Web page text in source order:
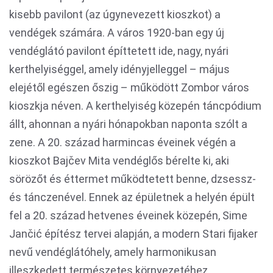
kisebb pavilont (az úgynevezett kioszkot) a
vendégek számára. A város 1920-ban egy új
vendéglátó pavilont építtetett ide, nagy, nyári
kerthelyiséggel, amely idényjelleggel – május
elejétől egészen őszig – működött Zombor város
kioszkja néven. A kerthelyiség közepén táncpódium
állt, ahonnan a nyári hónapokban naponta szólt a
zene. A 20. század harmincas éveinek végén a
kioszkot Bajčev Mita vendéglős bérelte ki, aki
sörözőt és éttermet működtetett benne, dzsessz-
és tánczenével. Ennek az épületnek a helyén épült
fel a 20. század hetvenes éveinek közepén, Sime
Jančić építész tervei alapján, a modern Stari fijaker
nevű vendéglátóhely, amely harmonikusan
illeszkedett természetes környezetéhez.